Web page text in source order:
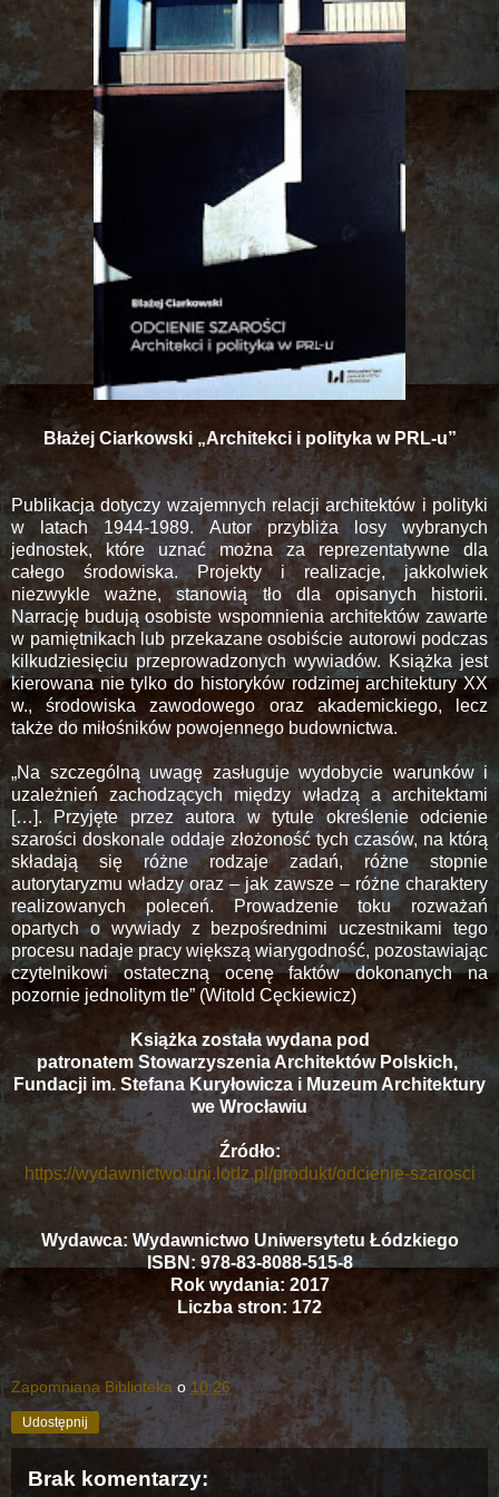
Błażej Ciarkowski „Architekci i polityka w PRL-u”
Publikacja dotyczy wzajemnych relacji architektów i polityki
w latach 1944-1989. Autor przybliża losy wybranych
jednostek, które uznać można za reprezentatywne dla
całego środowiska. Projekty i realizacje, jakkolwiek
niezwykle ważne, stanowią tło dla opisanych historii.
Narrację budują osobiste wspomnienia architektów zawarte
w pamiętnikach lub przekazane osobiście autorowi podczas
kilkudziesięciu przeprowadzonych wywiadów. Książka jest
kierowana nie tylko do historyków rodzimej architektury XX
w., środowiska zawodowego oraz akademickiego, lecz
także do miłośników powojennego budownictwa.
„Na szczególną uwagę zasługuje wydobycie warunków i
uzależnień zachodzących między władzą a architektami
[…]. Przyjęte przez autora w tytule określenie odcienie
szarości doskonale oddaje złożoność tych czasów, na którą
składają się różne rodzaje zadań, różne stopnie
autorytaryzmu władzy oraz – jak zawsze – różne charaktery
realizowanych poleceń. Prowadzenie toku rozważań
opartych o wywiady z bezpośrednimi uczestnikami tego
procesu nadaje pracy większą wiarygodność, pozostawiając
czytelnikowi ostateczną ocenę faktów dokonanych na
pozornie jednolitym tle” (Witold Cęckiewicz)
Książka została wydana pod
patronatem Stowarzyszenia Architektów Polskich,
Fundacji im. Stefana Kuryłowicza i Muzeum Architektury
we Wrocławiu
Źródło:
https://wydawnictwo.uni.lodz.pl/produkt/odcienie-szarosci
Wydawca: Wydawnictwo Uniwersytetu Łódzkiego
ISBN: 978-83-8088-515-8
Rok wydania: 2017
Liczba stron: 172
Zapomniana Biblioteka o 10:26
Udostępnij
Brak komentarzy: